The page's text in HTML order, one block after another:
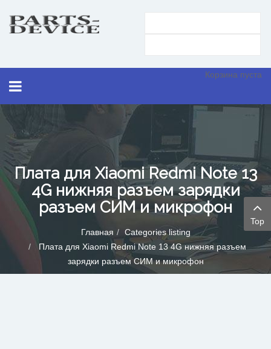
Корзина пуста
Плата для Xiaomi Redmi Note 13
4G нижняя разъем зарядки
разъем СИМ и микрофон
Главная
Categories listing
Плата для Xiaomi Redmi Note 13 4G нижняя разъем
зарядки разъем СИМ и микрофон
Top